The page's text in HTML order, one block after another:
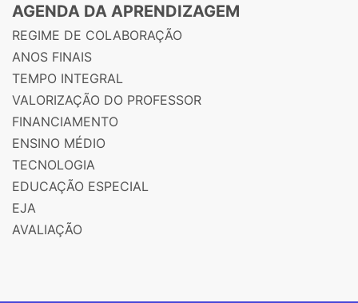
AGENDA DA APRENDIZAGEM
REGIME DE COLABORAÇÃO
ANOS FINAIS
TEMPO INTEGRAL
VALORIZAÇÃO DO PROFESSOR
FINANCIAMENTO
ENSINO MÉDIO
TECNOLOGIA
EDUCAÇÃO ESPECIAL
EJA
AVALIAÇÃO